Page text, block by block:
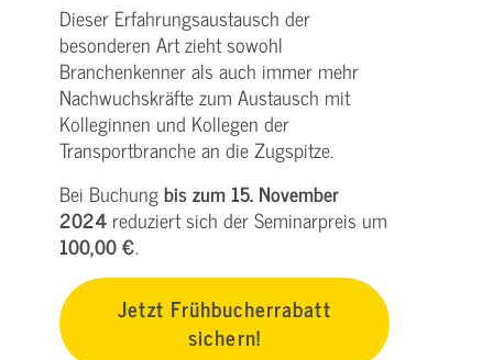
Dieser Erfahrungsaustausch der
besonderen Art zieht sowohl
Branchenkenner als auch immer mehr
Nachwuchskräfte zum Austausch mit
Kolleginnen und Kollegen der
Transportbranche an die Zugspitze.
Bei Buchungbis zum 15. November
2024 reduziert sich der Seminarpreis um
100,00 €.
Jetzt Frühbucherrabatt
sichern!